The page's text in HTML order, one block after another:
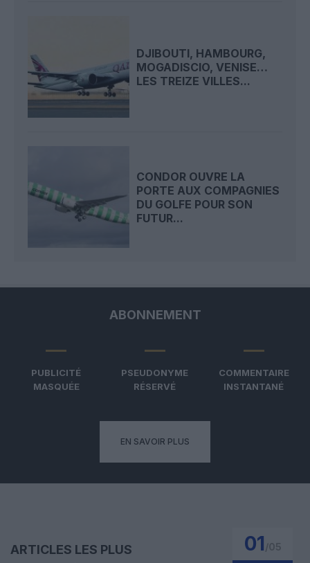
DJIBOUTI, HAMBOURG,
MOGADISCIO, VENISE…
LES TREIZE VILLES...
CONDOR OUVRE LA
PORTE AUX COMPAGNIES
DU GOLFE POUR SON
FUTUR...
ABONNEMENT
PUBLICITÉ
MASQUÉE
PSEUDONYME
RÉSERVÉ
COMMENTAIRE
INSTANTANÉ
EN SAVOIR PLUS
ARTICLES LES PLUS
01